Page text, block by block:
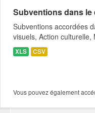
Subventions dans
Subventions accordées
visuels, Action culturelle,
XLS CSV
Vous pouvez également